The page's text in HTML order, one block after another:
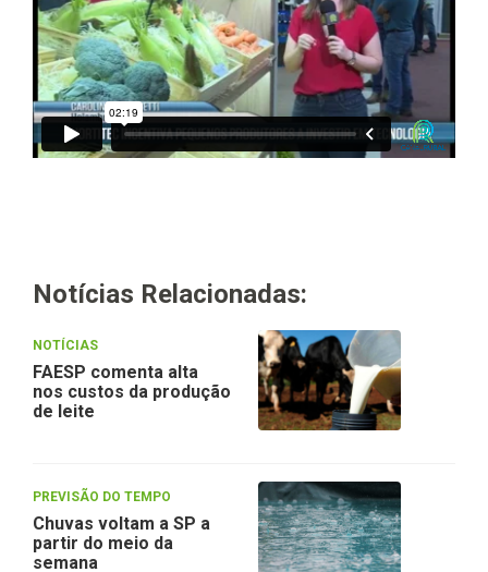
Notícias Relacionadas:
NOTÍCIAS
FAESP comenta alta
nos custos da produção
de leite
PREVISÃO DO TEMPO
Chuvas voltam a SP a
partir do meio da
semana